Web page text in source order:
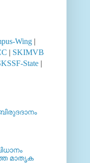
Wing |
| SKIMVB
State |
മാതൃക